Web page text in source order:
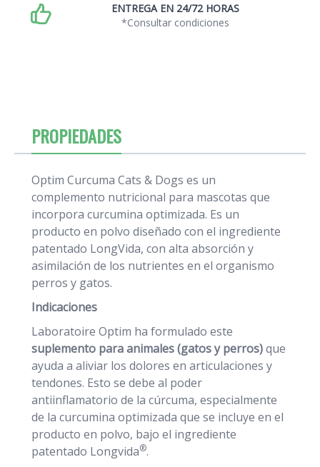
ENTREGA EN 24/72 HORAS
*Consultar condiciones
PROPIEDADES
Optim Curcuma Cats & Dogs es un
complemento nutricional para mascotas que
incorpora curcumina optimizada. Es un
producto en polvo diseñado con el ingrediente
patentado LongVida, con alta absorción y
asimilación de los nutrientes en el organismo
perros y gatos.
Indicaciones
Laboratoire Optim ha formulado este
suplemento para animales (gatos y perros)que
ayuda a aliviar los dolores en articulaciones y
tendones. Esto se debe al poder
antiinflamatorio de la cúrcuma, especialmente
de la curcumina optimizada que se incluye en el
producto en polvo, bajo el ingrediente
patentado Longvida®.